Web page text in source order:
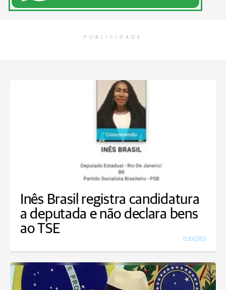
PUBLICIDADE
Inês Brasil registra candidatura
a deputada e não declara bens
ao TSE
ELEIÇÕES